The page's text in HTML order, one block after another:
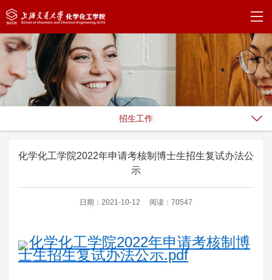
招生工作
化学化工学院2022年申请考核制博士生招生复试办法公
示
日期：2021-10-12 阅读：70547
化学化工学院2022年申请考核制博
士生招生复试办法公示.pdf